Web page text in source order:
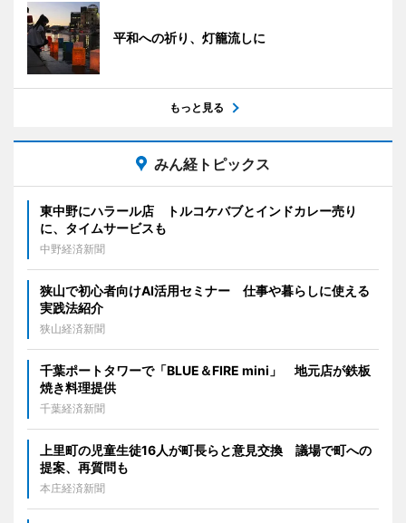
平和への祈り、灯籠流しに
もっと見る
みん経トピックス
東中野にハラール店 トルコケバブとインドカレー売り
に、タイムサービスも
中野経済新聞
狭山で初心者向けAI活用セミナー 仕事や暮らしに使える
実践法紹介
狭山経済新聞
千葉ポートタワーで「BLUE＆FIRE mini」 地元店が鉄板
焼き料理提供
千葉経済新聞
上里町の児童生徒16人が町長らと意見交換 議場で町への
提案、再質問も
本庄経済新聞